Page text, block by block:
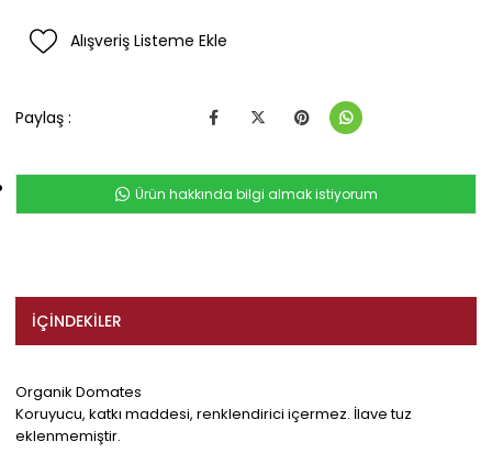
Alışveriş Listeme Ekle
Paylaş :
Ürün hakkında bilgi almak istiyorum
İÇINDEKILER
Organik Domates
Koruyucu, katkı maddesi, renklendirici içermez. İlave tuz
eklenmemiştir.